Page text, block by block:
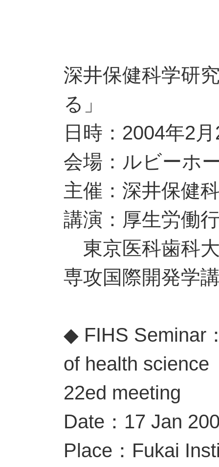
深井保健科学研
る」
日時：2004年2
会場：ルビーホ
主催：深井保健
講演：厚生労働
東京医科歯科
専攻国際開発学
◆ FIHS Seminar
of health science
22ed meeting
Date：17 Jan
Place：Fukai